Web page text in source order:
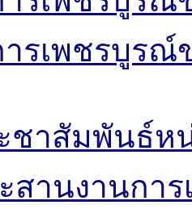
รเพชรบูรณ์
ชาสัมพันธ์ห
สานงานการ